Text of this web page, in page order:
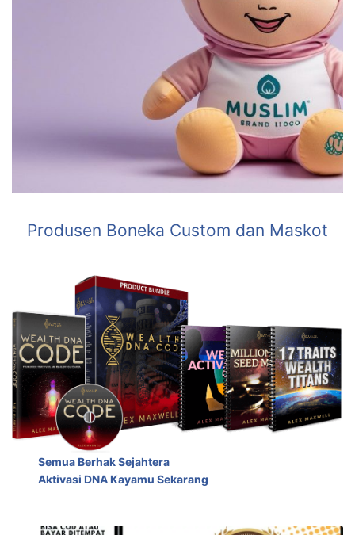
Produsen Boneka Custom dan Maskot
Semua Berhak Sejahtera
Aktivasi DNA Kayamu Sekarang